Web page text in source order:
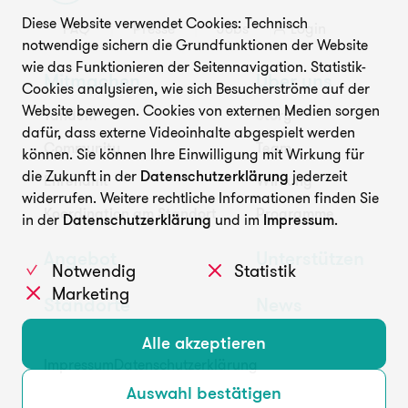
Unterstützen
FAQ Presse Jobs Login
FAQ Presse Jobs Login
Mitmachen
Tandem
Community
Ehrenamt
Koordination am Standort
Standorte
Über uns
Story
Team
Wirkung
Programme
Diese Website verwendet Cookies: Technisch
notwendige sichern die Grundfunktionen der Website
wie das Funktionieren der Seitennavigation. Statistik-
Cookies analysieren, wie sich Besucherströme auf der
Website bewegen. Cookies von externen Medien sorgen
dafür, dass externe Videoinhalte abgespielt werden
können. Sie können Ihre Einwilligung mit Wirkung für
die Zukunft in der Datenschutzerklärung jederzeit
widerrufen. Weitere rechtliche Informationen finden Sie
in der Datenschutzerklärung und im Impressum.
Notwendig
Statistik
Marketing
Alle akzeptieren
Auswahl bestätigen